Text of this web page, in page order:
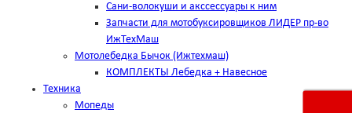
Сани-волокуши и акссессуары к ним
Запчасти для мотобуксировщиков ЛИДЕР пр-во
ИжТехМаш
Мотолебедка Бычок (Ижтехмаш)
КОМПЛЕКТЫ Лебедка + Навесное
Техника
Мопеды